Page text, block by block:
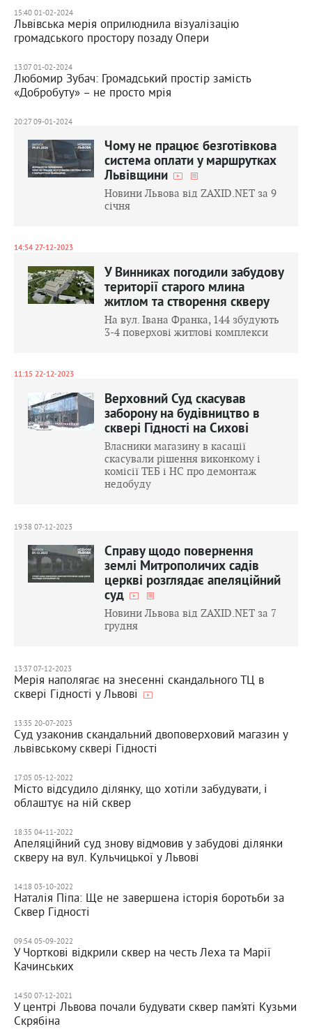
15:40 01-02-2024
Львівська мерія оприлюднила візуалізацію
громадського простору позаду Опери
13:07 01-02-2024
Любомир Зубач: Громадський простір замість
«Добробуту» – не просто мрія
20:27 09-01-2024
Чому не працює безготівкова
система оплати у маршрутках
Львівщини
Новини Львова від ZAXID.NET за 9
січня
14:54 27-12-2023
У Винниках погодили забудову
території старого млина
житлом та створення скверу
На вул. Івана Франка, 144 збудують
3-4 поверхові житлові комплекси
11:15 22-12-2023
Верховний Суд скасував
заборону на будівництво в
сквері Гідності на Сихові
Власники магазину в касації
скасували рішення виконкому і
комісії ТЕБ і НС про демонтаж
недобуду
19:38 07-12-2023
Справу щодо повернення
землі Митрополичих садів
церкві розглядає апеляційний
суд
Новини Львова від ZAXID.NET за 7
грудня
13:37 07-12-2023
Мерія наполягає на знесенні скандального ТЦ в
сквері Гідності у Львові
13:35 20-07-2023
Суд узаконив скандальний двоповерховий магазин у
львівському сквері Гідності
17:05 05-12-2022
Місто відсудило ділянку, що хотіли забудувати, і
облаштує на ній сквер
18:35 04-11-2022
Апеляційний суд знову відмовив у забудові ділянки
скверу на вул. Кульчицької у Львові
14:18 03-10-2022
Наталія Піпа: Ще не завершена історія боротьби за
Сквер Гідності
09:54 05-09-2022
У Чорткові відкрили сквер на честь Леха та Марії
Качинських
14:50 07-12-2021
У центрі Львова почали будувати сквер пам’яті Кузьми
Скрябіна